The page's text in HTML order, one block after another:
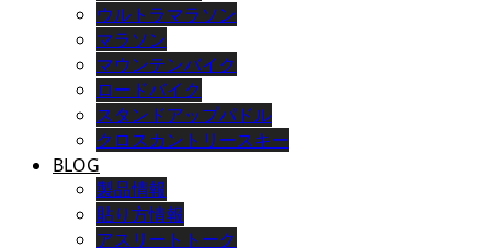
ウルトラマラソン
マラソン
マウンテンバイク
ロードバイク
スタンドアップパドル
クロスカントリースキー
BLOG
製品情報
貼り方情報
アスリートトーク